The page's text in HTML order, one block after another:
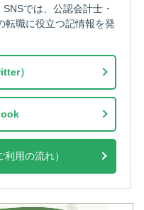
では、公認会計士・
転職に役立つ記情報を発
）
用の流れ）